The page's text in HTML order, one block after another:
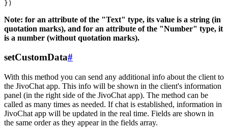
Note: for an attribute of the "Text" type, its value is a string (in
quotation marks), and for an attribute of the "Number" type, it
is a number (without quotation marks).
setCustomData#
With this method you can send any additional info about the client to
the JivoChat app. This info will be shown in the client's information
panel (in the right side of the JivoChat app). The method can be
called as many times as needed. If chat is established, information in
JivoChat app will be updated in the real time. Fields are shown in
the same order as they appear in the fields array.